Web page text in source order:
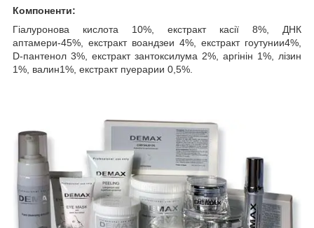
Компоненти:
Гіалуронова кислота 10%, екстракт касії 8%, ДНК
аптамери-45%, екстракт воандзеи 4%, екстракт гоутунии4%,
D-пантенол 3%, екстракт зантоксилума 2%, аргінін 1%, лізин
1%, валин1%, екстракт пуерарии 0,5%.